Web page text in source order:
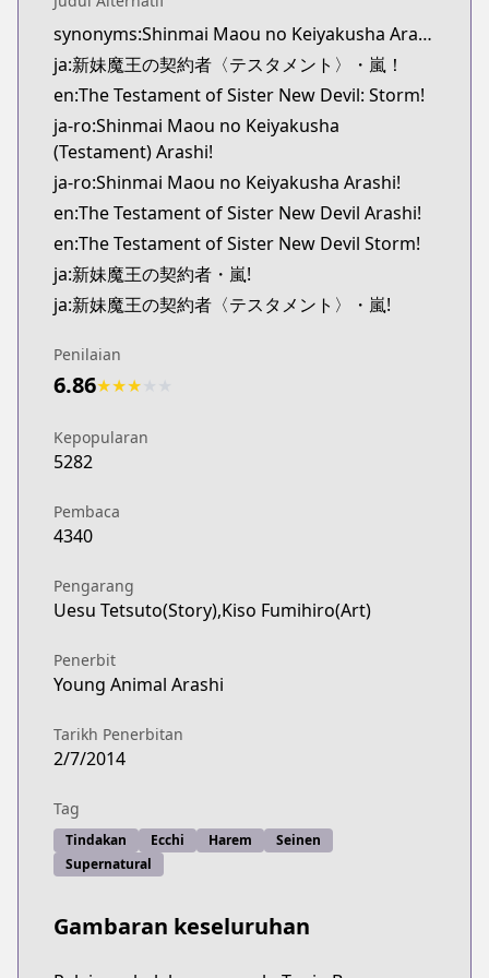
Official English
http://www.sevenseasentertainment.com/synonyms:Shinmai Maou no Keiyakusha Arashi
ja:新妹魔王の契約者〈テスタメント〉・嵐！
en:The Testament of Sister New Devil: Storm!
ja-ro:Shinmai Maou no Keiyakusha
(Testament) Arashi!
ja-ro:Shinmai Maou no Keiyakusha Arashi!
en:The Testament of Sister New Devil Arashi!
en:The Testament of Sister New Devil Storm!
ja:新妹魔王の契約者・嵐!
ja:新妹魔王の契約者〈テスタメント〉・嵐!
Penilaian
6.86★★★
Kepopularan
5282
Pembaca
4340
Pengarang
Uesu Tetsuto(Story),Kiso Fumihiro(Art)
Penerbit
Young Animal Arashi
Tarikh Penerbitan
2/7/2014
Tag
Tindakan Ecchi Harem
Seinen
Supernatural
Gambaran keseluruhan